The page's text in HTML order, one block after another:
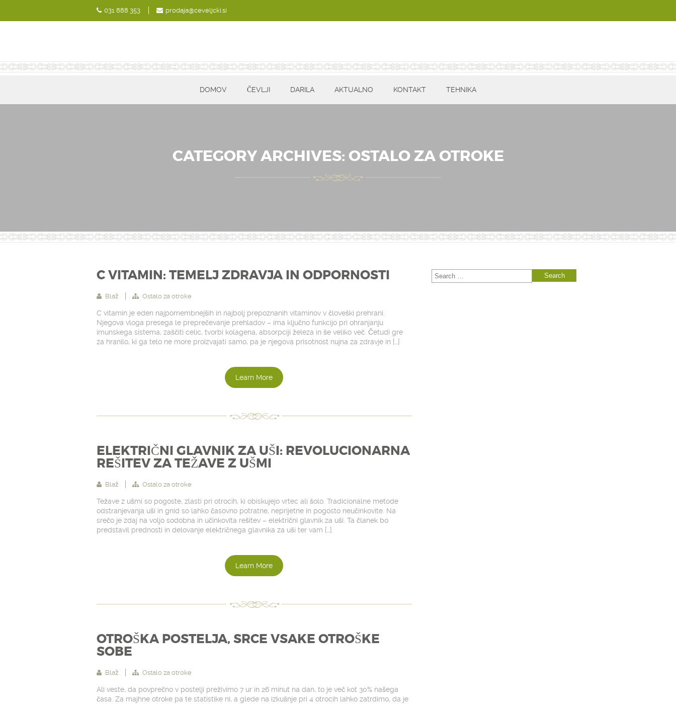
031 888 353 prodaja@ceveljcki.si
DOMOV ČEVLJI DARILA AKTUALNO KONTAKT TEHNIKA
CATEGORY ARCHIVES: OSTALO ZA OTROKE
C VITAMIN: TEMELJ ZDRAVJA IN ODPORNOSTI
Blaž Ostalo za otroke
C vitamin je eden najpomembnejših in najbolj prepoznanih vitaminov v človeški prehrani.
Njegova vloga presega le preprečevanje prehladov – ima ključno funkcijo pri ohranjanju
imunskega sistema, zaščiti celic, tvorbi kolagena, absorpciji železa in še veliko več. Četudi gre
za hranilo, ki ga telo ne more proizvajati samo, pa je njegova prisotnost nujna za zdravje in […]
Learn More
ELEKTRIČNI GLAVNIK ZA UŠI: REVOLUCIONARNA
REŠITEV ZA TEŽAVE Z UŠMI
Blaž Ostalo za otroke
Težave z ušmi so pogoste, zlasti pri otrocih, ki obiskujejo vrtec ali šolo. Tradicionalne metode
odstranjevanja uši in gnid so lahko časovno potratne, neprijetne in pogosto neučinkovite. Na
srečo je zdaj na voljo sodobna in učinkovita rešitev – električni glavnik za uši. Ta članek bo
predstavil prednosti in delovanje električnega glavnika za uši ter vam […]
Learn More
OTROŠKA POSTELJA, SRCE VSAKE OTROŠKE
SOBE
Blaž Ostalo za otroke
Ali veste, da povprečno v postelji preživimo 7 ur in 26 minut na dan, to je več kot 30% našega
časa. Za majhne otroke pa te statistike ni, a glede na izkušnje pri 4 otrocih lahko zatrdimo, da je